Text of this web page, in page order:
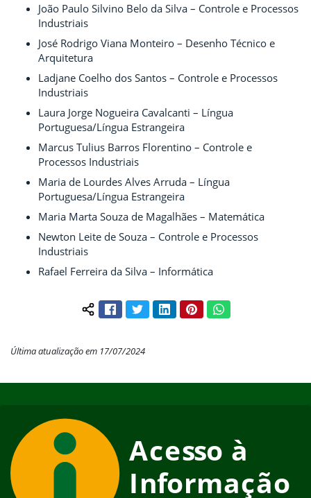
João Paulo Silvino Belo da Silva – Controle e Processos
Industriais
José Rodrigo Viana Monteiro – Desenho Técnico e
Arquitetura
Ladjane Coelho dos Santos – Controle e Processos
Industriais
Laura Jorge Nogueira Cavalcanti – Língua
Portuguesa/Língua Estrangeira
Marcus Tulius Barros Florentino – Controle e
Processos Industriais
Maria de Lourdes Alves Arruda – Língua
Portuguesa/Língua Estrangeira
Maria Marta Souza de Magalhães – Matemática
Newton Leite de Souza – Controle e Processos
Industriais
Rafael Ferreira da Silva – Informática
Compartilhar conteúdo:
FacebookTwitterLinkedInPinterestWhatsApp
Última atualização em 17/07/2024